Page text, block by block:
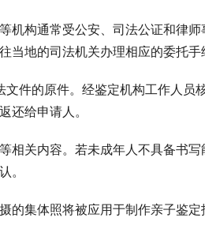
机构通常受公安、司法公证和律师
当地的司法机关办理相应的委托手
件的原件。经鉴定机构工作人员
还给申请人。
相关内容。若未成年人不具备书写
。
的集体照将被应用于制作亲子鉴定